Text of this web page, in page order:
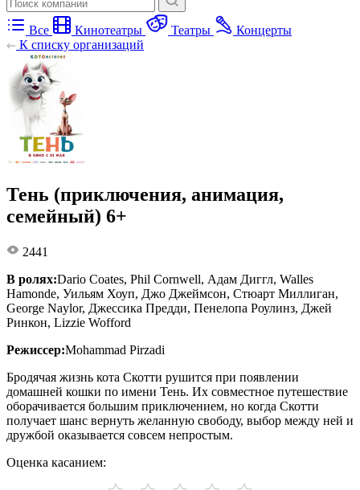
Все Кинотеатры Театры
Концерты
К списку организаций
Тень (приключения, анимация,
семейный) 6+
2441
В ролях:Dario Coates, Phil Cornwell, Адам Диггл, Walles
Hamonde, Уильям Хоуп, Джо Джеймсон, Стюарт Миллиган,
George Naylor, Джессика Предди, Пенелопа Роулинз, Джей
Ринкон, Lizzie Wofford
Режиссер:Mohammad Pirzadi
Бродячая жизнь кота Скотти рушится при появлении
домашней кошки по имени Тень. Их совместное путешествие
оборачивается большим приключением, но когда Скотти
получает шанс вернуть желанную свободу, выбор между ней и
дружбой оказывается совсем непростым.
Оценка касанием: